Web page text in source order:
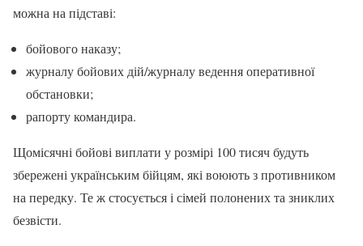
можна на підставі:
бойового наказу;
журналу бойових дій/журналу ведення оперативної
обстановки;
рапорту командира.
Щомісячні бойові виплати у розмірі 100 тисяч будуть
збережені українським бійцям, які воюють з противником
на передку. Те ж стосується і сімей полонених та зниклих
безвісти.